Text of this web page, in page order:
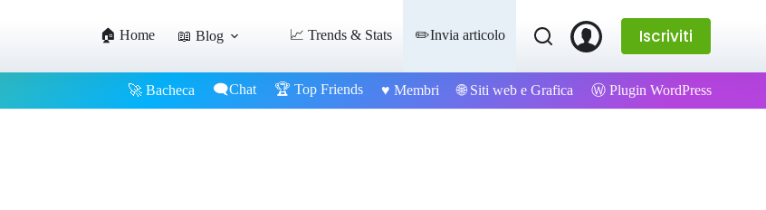
🏠 Home 📖 Blog 📈 Trends & Stats ✏️Invia articolo Iscriviti
🚀 Bacheca 🗨️Chat 🏆 Top Friends ♥️ Membri 🌐 Siti web e Grafica Ⓦ Plugin WordPress